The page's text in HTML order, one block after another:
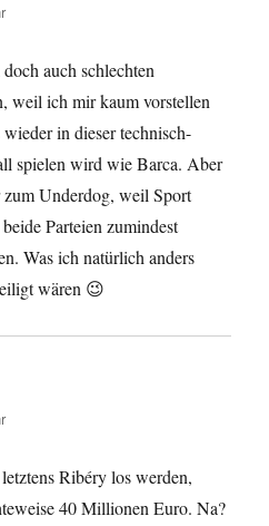
auch schlechten
weil ich mir kaum vorstellen
in dieser technisch-
spielen wird wie Barca. Aber
Underdog, weil Sport
Parteien zumindest
Was ich natürlich anders
wären 😉
Ribéry los werden,
40 Millionen Euro. Na?